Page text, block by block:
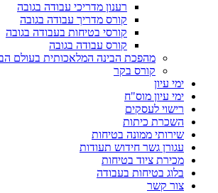
רענון מדריכי עבודה בגובה
קורס מדריך עבודה בגובה
קורסי בטיחות בעבודה בגובה
קורס עבודה בגובה
מהפכת הבינה המלאכותית בעולם
קורס בקר
ימי עיון
ימי עיון מוס"ח
רישוי לעסקים
השכרת כיתות
שירותי ממונה בטיחות
עגורן גשר חידוש תעודות
מכירת ציוד בטיחות
בלוג בטיחות בעבודה
צור קשר